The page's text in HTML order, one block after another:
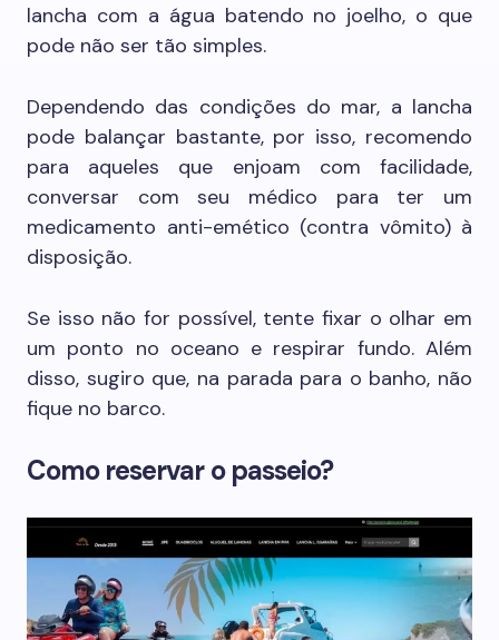
lancha com a água batendo no joelho, o que
pode não ser tão simples.
Dependendo das condições do mar, a lancha
pode balançar bastante, por isso, recomendo
para aqueles que enjoam com facilidade,
conversar com seu médico para ter um
medicamento anti-emético (contra vômito) à
disposição.
Se isso não for possível, tente fixar o olhar em
um ponto no oceano e respirar fundo. Além
disso, sugiro que, na parada para o banho, não
fique no barco.
Como reservar o passeio?